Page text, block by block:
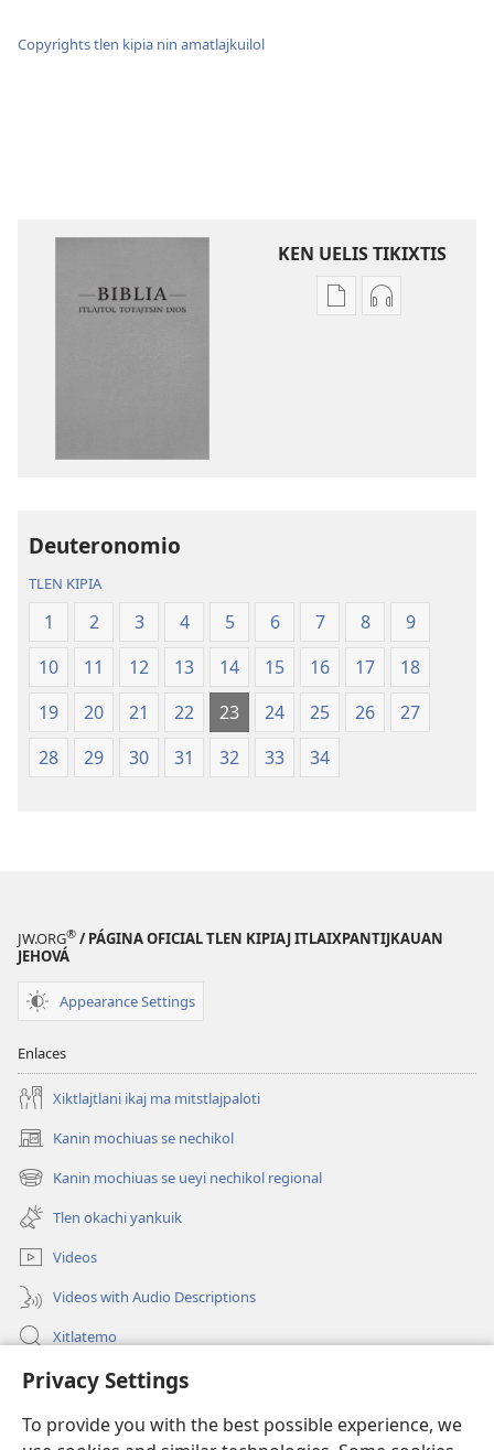
Privacy Settings
To provide you with the best possible experience, we
Copyrights tlen kipia nin amatlajkuilol
KEN UELIS TIKIXTIS
XikinkixtiXikkixti
Deuteronomio
TLEN KIPIA
1 2 3 4 5 6 7 8
9
10
11 12 13 14 15 16 17
18
19
20 21 22 23 24 25 26
27
28
29 30 31 32 33 34
JW.ORG® / PÁGINA OFICIAL TLEN KIPIAJ ITLAIXPANTIJKAUAN
JEHOVÁ
Appearance Settings
Enlaces
Xiktlajtlani ikaj ma mitstlajpaloti
Kanin mochiuas se nechikol
(xiktlapo
okse
ventana)
Kanin mochiuas se ueyi nechikol regional
(xiktlapo
okse
ventana)
Tlen okachi yankuik
Videos
Videos with Audio Descriptions
Xitlatemo
Tlapaleuilistli
Donaciones
(xiktlapo